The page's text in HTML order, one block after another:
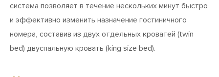
система позволяет в течение нескольких минут быстро
и эффективно изменить назначение гостиничного
номера, составив из двух отдельных кроватей (twin
bed) двуспальную кровать (king size bed).